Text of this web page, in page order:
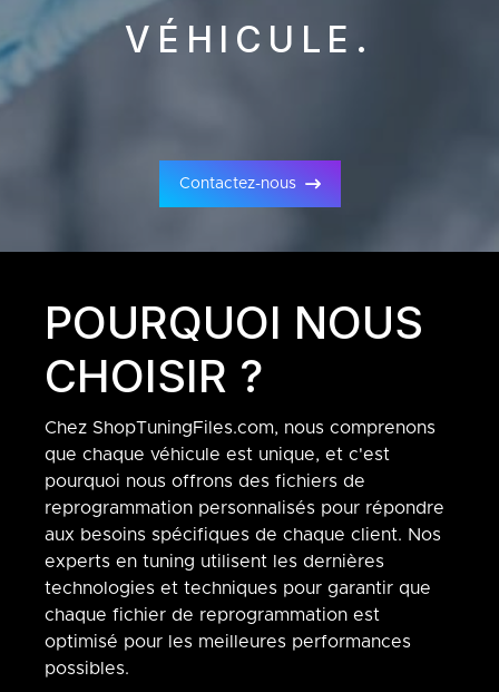
VÉHICULE.
Contactez-nous
POURQUOI NOUS
CHOISIR ?
Chez ShopTuningFiles.com, nous comprenons
que chaque véhicule est unique, et c'est
pourquoi nous offrons des fichiers de
reprogrammation personnalisés pour répondre
aux besoins spécifiques de chaque client. Nos
experts en tuning utilisent les dernières
technologies et techniques pour garantir que
chaque fichier de reprogrammation est
optimisé pour les meilleures performances
possibles.